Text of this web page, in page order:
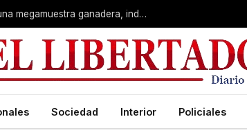
Corrientes: La Rural celebra 90 años con una megamuestra ganadera, industrial y artística
Sociedad Interior Policiales